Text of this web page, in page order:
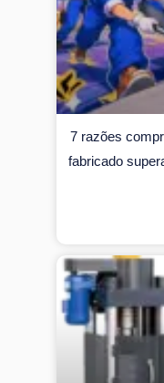
7 razões
fabricado